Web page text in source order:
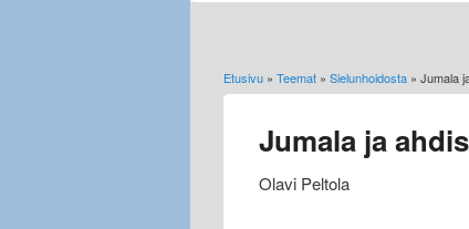
Olet täällä
Etusivu » Teemat » Sielunhoidosta » Jumala
Jumala ja
Olavi Peltola